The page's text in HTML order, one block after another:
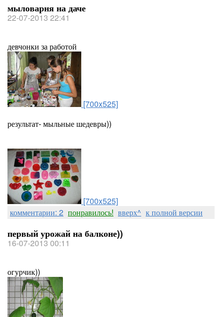
мыловарня на даче
22-07-2013 22:41
девчонки за работой
[700x525]
результат- мыльные шедевры))
[700x525]
комментарии: 2 понравилось! вверх^ к полной версии
первый урожай на балконе))
16-07-2013 00:11
огурчик))